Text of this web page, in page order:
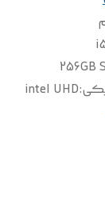
256GB
:
intel UHD